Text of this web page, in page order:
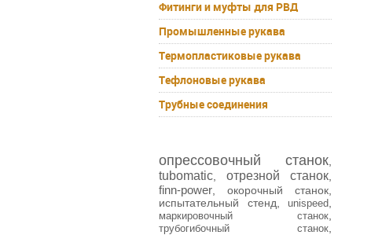
Фитинги и муфты для РВД
Промышленные рукава
Термопластиковые рукава
Тефлоновые рукава
Трубные соединения
опрессовочный станок
tubomatic отрезной станок
finn-power окорочный станок
испытательный стенд
unispeed
маркировочный станок
трубогибочный станок